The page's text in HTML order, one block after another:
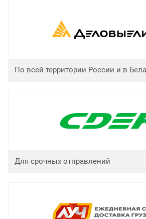
По всей территории России и в
Для срочных отправлений